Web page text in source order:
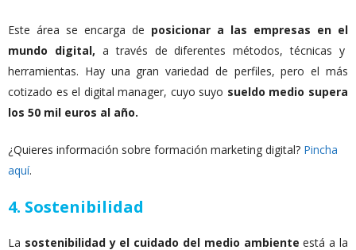
Este área se encarga de posicionar a las empresas en el
mundo digital, a través de diferentes métodos, técnicas y
herramientas. Hay una gran variedad de perfiles, pero el más
cotizado es el digital manager, cuyo suyo sueldo medio supera
los 50 mil euros al año.
¿Quieres información sobre formación marketing digital? Pincha
aquí.
4. Sostenibilidad
La sostenibilidad y el cuidado del medio ambiente está a la